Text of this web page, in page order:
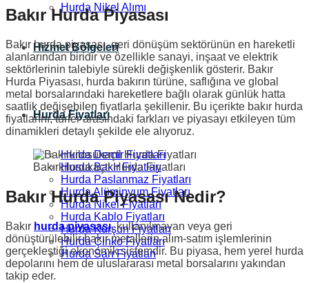
Hurda Nikel Alımı
Hizmet Bölgeleri
Hurda Fiyatları
Hurda Demir Fiyatları
Hurda Bakır Fiyatları
Hurda Paslanmaz Fiyatları
Hurda Alüminyum Fiyatları
Hurda Nikel Fiyatları
Hurda Kablo Fiyatları
Hurda Kurşun Fiyatları
Hurda Çinko Fiyatları
Hurda Sarı Fiyatları
Bakır Hurda Piyasası
Bakır hurda piyasası, geri dönüşüm sektörünün en hareketli
alanlarından biridir ve özellikle sanayi, inşaat ve elektrik
sektörlerinin talebiyle sürekli değişkenlik gösterir. Bakır
Hurda Piyasası, hurda bakırın türüne, saflığına ve global
metal borsalarındaki hareketlere bağlı olarak günlük hatta
saatlik değişebilen fiyatlarla şekillenir. Bu içerikte bakır hurda
fiyatlarını, türler arasındaki farkları ve piyasayı etkileyen tüm
dinamikleri detaylı şekilde ele alıyoruz.
Bakırkilosukaçtl Hurda Fiyatları
Bakır Hurda Piyasası Nedir?
Bakır hurda piyasası, kullanılmayan veya geri
dönüştürülebilir bakır metallerin alım-satım işlemlerinin
gerçekleştiği ekonomik sistemdir. Bu piyasa, hem yerel hurda
depolarını hem de uluslararası metal borsalarını yakından
takip eder.